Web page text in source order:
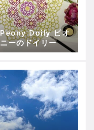
Peony Doily ピオ
ニーのドイリー